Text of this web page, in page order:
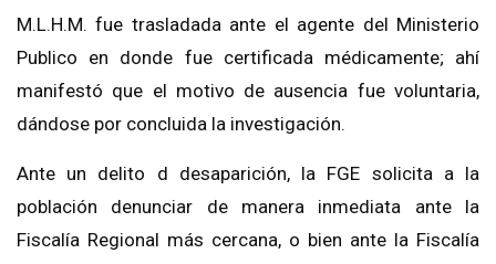
M.L.H.M. fue trasladada ante el agente del Ministerio
Publico en donde fue certificada médicamente; ahí
manifestó que el motivo de ausencia fue voluntaria,
dándose por concluida la investigación.
Ante un delito d desaparición, la FGE solicita a la
población denunciar de manera inmediata ante la
Fiscalía Regional más cercana, o bien ante la Fiscalía